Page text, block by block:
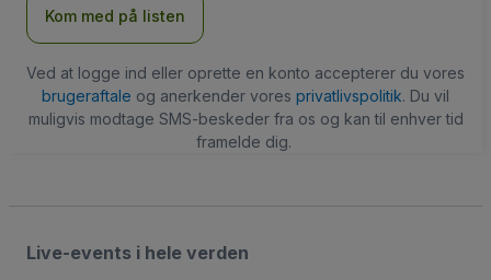
Kom med på listen
Ved at logge ind eller oprette en konto accepterer du vores
brugeraftale og anerkender vores privatlivspolitik. Du vil
muligvis modtage SMS-beskeder fra os og kan til enhver tid
framelde dig.
Live-events i hele verden